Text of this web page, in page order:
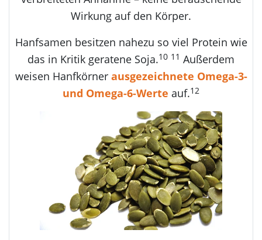
Wirkung auf den Körper.
Hanfsamen besitzen nahezu so viel Protein wie
das in Kritik geratene Soja.10 11 Außerdem
weisen Hanfkörner ausgezeichnete Omega-3-
und Omega-6-Werte auf.12